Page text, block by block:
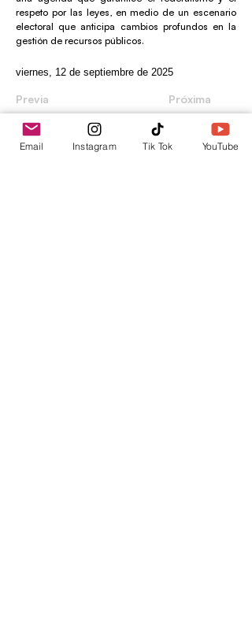
respeto por las leyes, en medio de un escenario
electoral que anticipa cambios profundos en la
gestión de recursos públicos.
viernes, 12 de septiembre de 2025
Previa Próxima
Email Instagram Tik Tok YouTube